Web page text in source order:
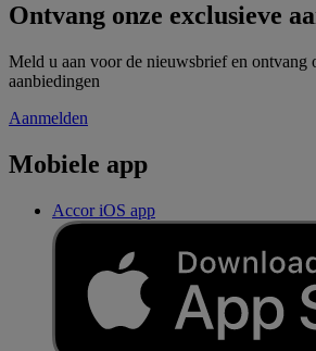
Ontvang onze exclusieve
Meld u aan voor de nieuwsbrief en ontvang
aanbiedingen
Aanmelden
Mobiele app
Accor iOS app